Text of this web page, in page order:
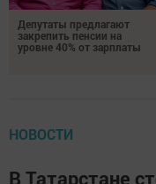
Депутаты предлагают
закрепить пенсии на
уровне 40% от зарплаты
НОВОСТИ
В Татарстане